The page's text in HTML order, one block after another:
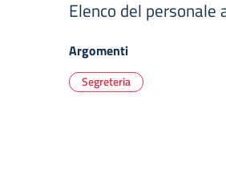
Elenco del personale
Argomenti
Segreteria